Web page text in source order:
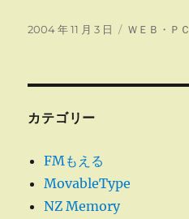
投
2004 年 11 月 3 日
カ
ＷＥＢ・ＰＣ
カテゴリー
FMもえる
MovableType
NZ Memory